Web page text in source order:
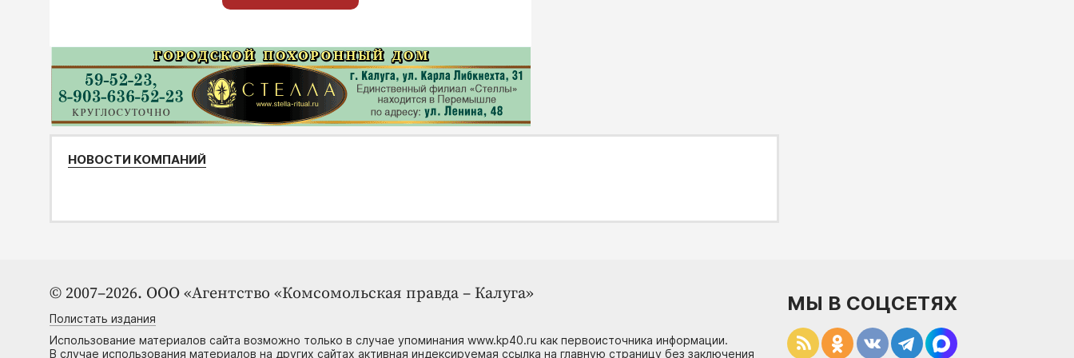
НОВОСТИ КОМПАНИЙ
© 2007–2026. ООО «Агентство «Комсомольская правда – Калуга»
Полистать издания
Использование материалов сайта возможно только в случае упоминания www.kp40.ru как первоисточника информации.
В случае использования материалов на других сайтах активная индексируемая ссылка на главную страницу без заключения
МЫ В СОЦСЕТЯХ